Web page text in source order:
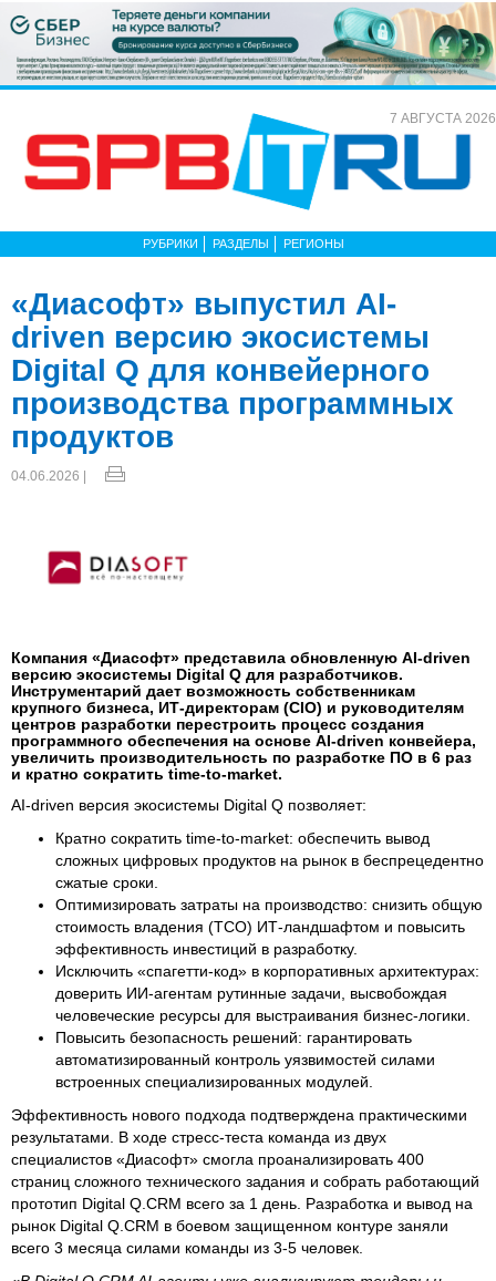
7 АВГУСТА 2026
РУБРИКИ РАЗДЕЛЫ РЕГИОНЫ
«Диасофт» выпустил AI-
driven версию экосистемы
Digital Q для конвейерного
производства программных
продуктов
04.06.2026 |
Компания «Диасофт» представила обновленную AI-driven
версию экосистемы Digital Q для разработчиков.
Инструментарий дает возможность собственникам
крупного бизнеса, ИТ-директорам (CIO) и руководителям
центров разработки перестроить процесс создания
программного обеспечения на основе AI-driven конвейера,
увеличить производительность по разработке ПО в 6 раз
и кратно сократить time-to-market.
AI-driven версия экосистемы Digital Q позволяет:
Кратно сократить time-to-market: обеспечить вывод
сложных цифровых продуктов на рынок в беспрецедентно
сжатые сроки.
Оптимизировать затраты на производство: снизить общую
стоимость владения (TCO) ИТ-ландшафтом и повысить
эффективность инвестиций в разработку.
Исключить «спагетти-код» в корпоративных архитектурах:
доверить ИИ-агентам рутинные задачи, высвобождая
человеческие ресурсы для выстраивания бизнес-логики.
Повысить безопасность решений: гарантировать
автоматизированный контроль уязвимостей силами
встроенных специализированных модулей.
Эффективность нового подхода подтверждена практическими
результатами. В ходе стресс-теста команда из двух
специалистов «Диасофт» смогла проанализировать 400
страниц сложного технического задания и собрать работающий
прототип Digital Q.CRM всего за 1 день. Разработка и вывод на
рынок Digital Q.CRM в боевом защищенном контуре заняли
всего 3 месяца силами команды из 3-5 человек.